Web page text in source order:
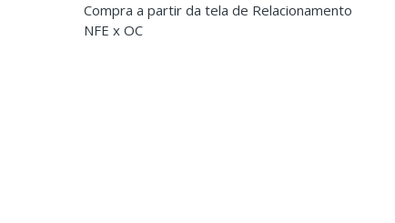
Compra a partir da tela de Relacionamento
NFE x OC